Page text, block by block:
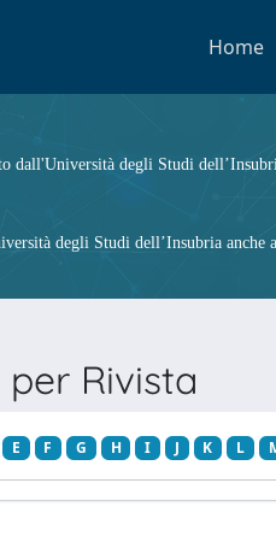
Home
dall'Università degli Studi
degli Studi dell’Insubria
Rivista
E F G H I J K L